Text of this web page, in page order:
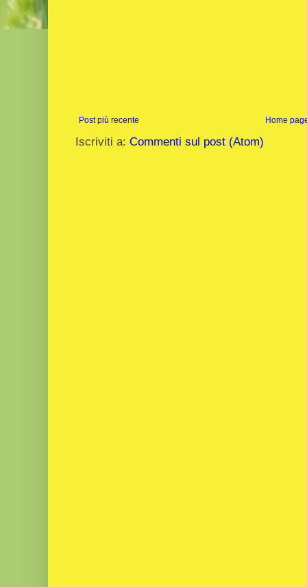
Post più recente Home
Iscriviti a: Commenti sul post (Atom)